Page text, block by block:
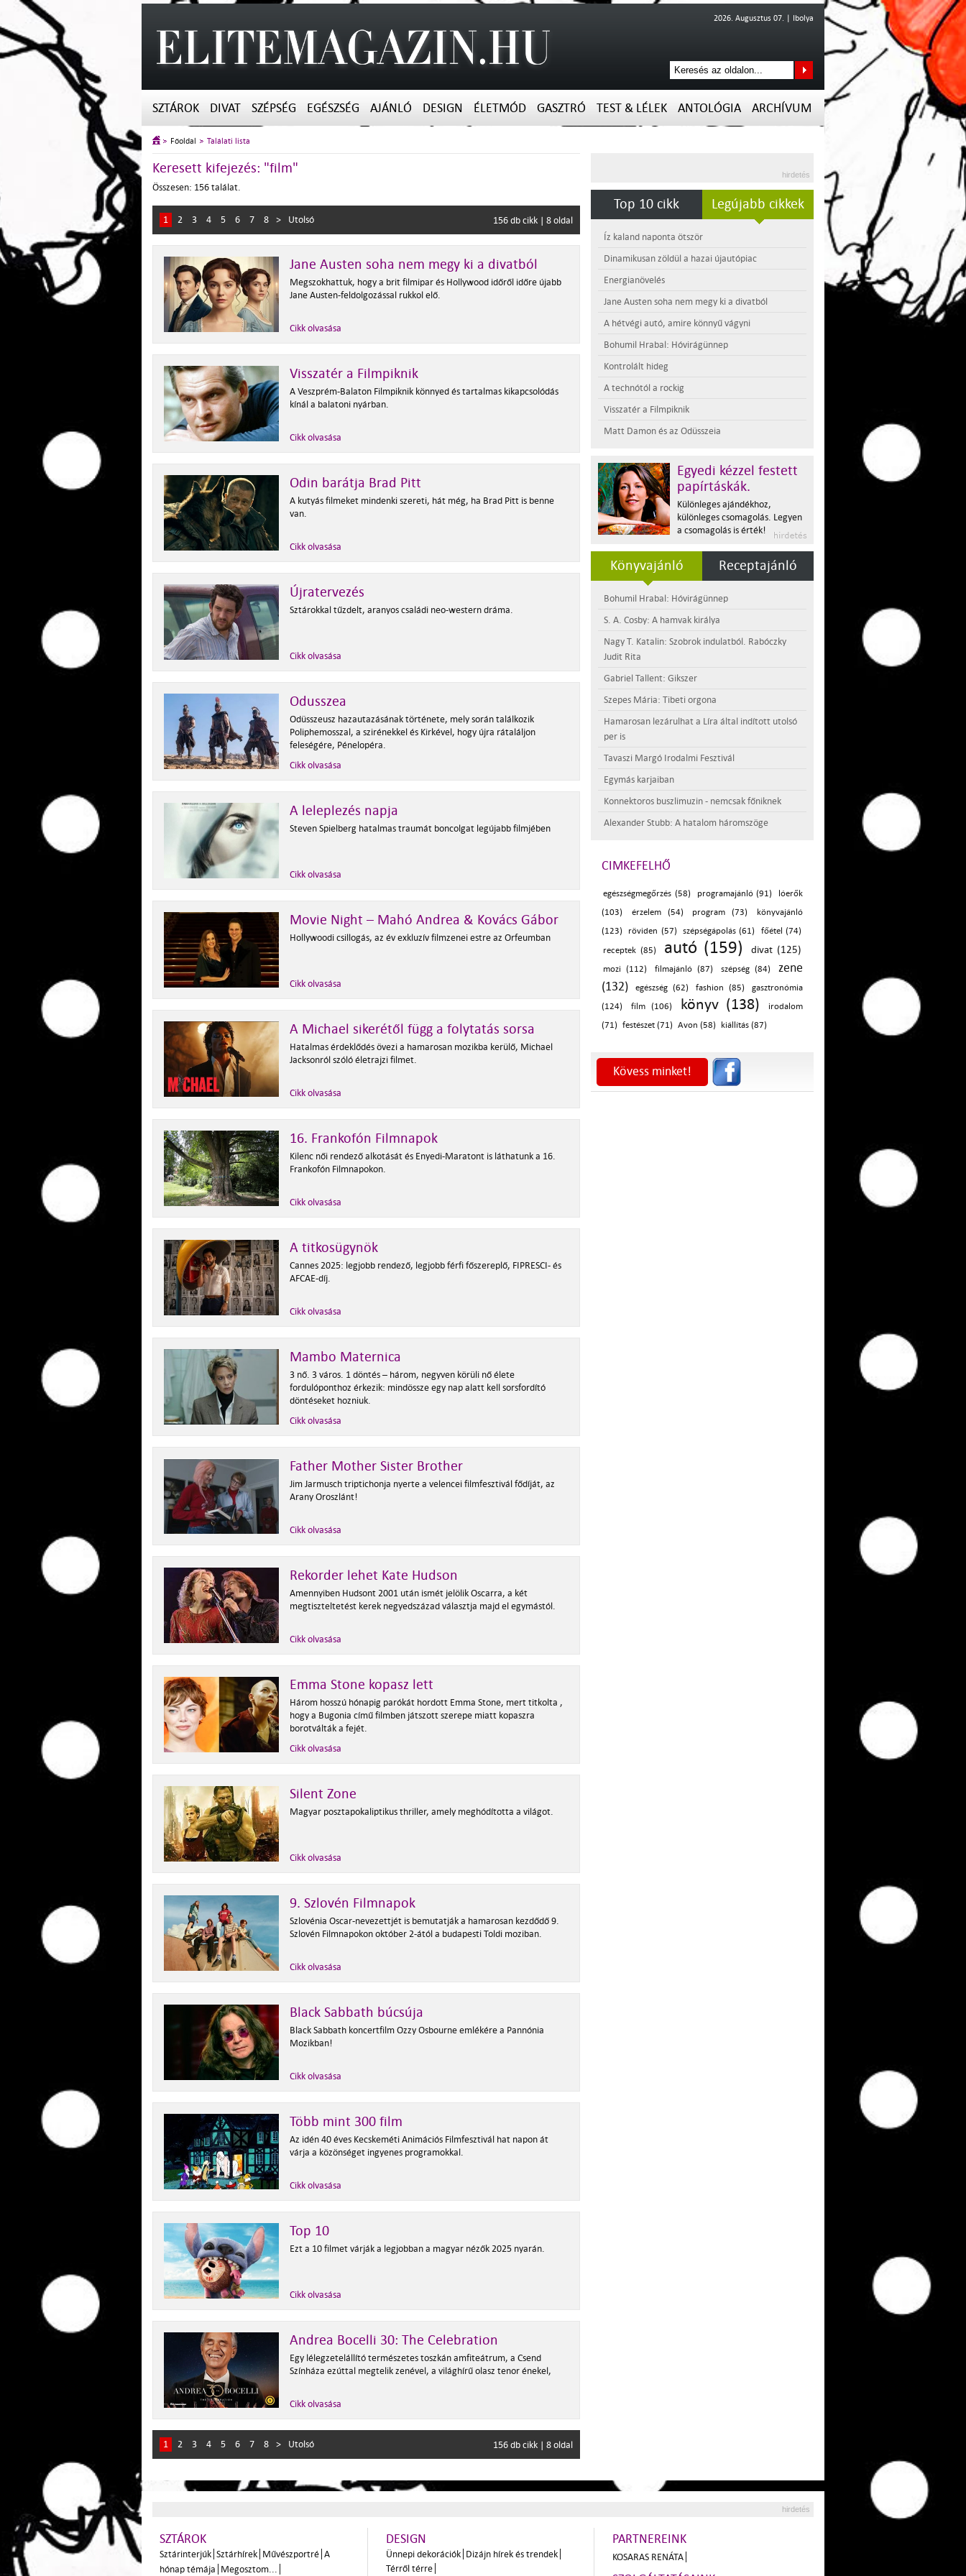
2026. Augusztus 07. | Ibolya
SZTÁROK DIVAT SZÉPSÉG EGÉSZSÉG AJÁNLÓ DESIGN ÉLETMÓD GASZTRÓ TEST & LÉLEK ANTOLÓGIA ARCHÍVUM
Főoldal Találati lista
Keresett kifejezés: "film"
Összesen: 156 találat.
1 2 3 4 5 6 7 8 > Utolsó 156 db cikk | 8 oldal
Jane Austen soha nem megy ki a divatból
Megszokhattuk, hogy a brit filmipar és Hollywood időről időre újabb
Jane Austen-feldolgozással rukkol elő.
Cikk olvasása
Visszatér a Filmpiknik
A Veszprém-Balaton Filmpiknik könnyed és tartalmas kikapcsolódás
kínál a balatoni nyárban.
Cikk olvasása
Odin barátja Brad Pitt
A kutyás filmeket mindenki szereti, hát még, ha Brad Pitt is benne
van.
Cikk olvasása
Újratervezés
Sztárokkal tűzdelt, aranyos családi neo-western dráma.
Cikk olvasása
Odusszea
Odüsszeusz hazautazásának története, mely során találkozik
Poliphemosszal, a szirénekkel és Kirkével, hogy újra rátaláljon
feleségére, Pénelopéra.
Cikk olvasása
A leleplezés napja
Steven Spielberg hatalmas traumát boncolgat legújabb filmjében
Cikk olvasása
Movie Night – Mahó Andrea & Kovács Gábor
Hollywoodi csillogás, az év exkluzív filmzenei estre az Orfeumban
Cikk olvasása
A Michael sikerétől függ a folytatás sorsa
Hatalmas érdeklődés övezi a hamarosan mozikba kerülő, Michael
Jacksonról szóló életrajzi filmet.
Cikk olvasása
16. Frankofón Filmnapok
Kilenc női rendező alkotását és Enyedi-Maratont is láthatunk a 16.
Frankofón Filmnapokon.
Cikk olvasása
A titkosügynök
Cannes 2025: legjobb rendező, legjobb férfi főszereplő, FIPRESCI- és
AFCAE-díj.
Cikk olvasása
Mambo Maternica
3 nő. 3 város. 1 döntés – három, negyven körüli nő élete
fordulóponthoz érkezik: mindössze egy nap alatt kell sorsfordító
döntéseket hozniuk.
Cikk olvasása
Father Mother Sister Brother
Jim Jarmusch triptichonja nyerte a velencei filmfesztivál fődíját, az
Arany Oroszlánt!
Cikk olvasása
Rekorder lehet Kate Hudson
Amennyiben Hudsont 2001 után ismét jelölik Oscarra, a két
megtiszteltetést kerek negyedszázad választja majd el egymástól.
Cikk olvasása
Emma Stone kopasz lett
Három hosszú hónapig parókát hordott Emma Stone, mert titkolta ,
hogy a Bugonia című filmben játszott szerepe miatt kopaszra
borotválták a fejét.
Cikk olvasása
Silent Zone
Magyar posztapokaliptikus thriller, amely meghódította a világot.
Cikk olvasása
9. Szlovén Filmnapok
Szlovénia Oscar-nevezettjét is bemutatják a hamarosan kezdődő 9.
Szlovén Filmnapokon október 2-ától a budapesti Toldi moziban.
Cikk olvasása
Black Sabbath búcsúja
Black Sabbath koncertfilm Ozzy Osbourne emlékére a Pannónia
Mozikban!
Cikk olvasása
Több mint 300 film
Az idén 40 éves Kecskeméti Animációs Filmfesztivál hat napon át
várja a közönséget ingyenes programokkal.
Cikk olvasása
Top 10
Ezt a 10 filmet várják a legjobban a magyar nézők 2025 nyarán.
Cikk olvasása
Andrea Bocelli 30: The Celebration
Egy lélegzetelállító természetes toszkán amfiteátrum, a Csend
Színháza ezúttal megtelik zenével, a világhírű olasz tenor énekel,
Cikk olvasása
1 2 3 4 5 6 7 8 > Utolsó 156 db cikk | 8 oldal
hirdetés
Top 10 cikk Legújabb cikkek
Íz kaland naponta ötször
Dinamikusan zöldül a hazai újautópiac
Energianövelés
Jane Austen soha nem megy ki a divatból
A hétvégi autó, amire könnyű vágyni
Bohumil Hrabal: Hóvirágünnep
Kontrolált hideg
A technótól a rockig
Visszatér a Filmpiknik
Matt Damon és az Odüsszeia
Egyedi kézzel festett
papírtáskák.
Különleges ajándékhoz,
különleges csomagolás. Legyen
a csomagolás is érték!
Könyvajánló Receptajánló
Bohumil Hrabal: Hóvirágünnep
S. A. Cosby: A hamvak királya
Nagy T. Katalin: Szobrok indulatból. Rabóczky
Judit Rita
Gabriel Tallent: Gikszer
Szepes Mária: Tibeti orgona
Hamarosan lezárulhat a Líra által indított utolsó
per is
Tavaszi Margó Irodalmi Fesztivál
Egymás karjaiban
Konnektoros buszlimuzin - nemcsak főniknek
Alexander Stubb: A hatalom háromszöge
CIMKEFELHŐ
egészségmegőrzés (58) programajánló (91)
lóerők
(103)
érzelem (54) program (73)
könyvajánló
(123)
röviden (57) szépségápolás (61) főétel (74)
receptek (85) autó (159) divat (125)
mozi (112) filmajánló (87) szépség (84)
zene
(132)
egészség (62) fashion (85)
gasztronómia
(124)
film (106) könyv (138)
irodalom
(71)
festészet (71) Avon (58) kiállítás (87)
Kövess minket!
hirdetés
SZTÁROK
Sztárinterjúk Sztárhírek Művészportré A
hónap témája Megosztom...
DESIGN
Ünnepi dekorációk Dizájn hírek és trendek
Térről térre
PARTNEREINK
KOSARAS RENÁTA